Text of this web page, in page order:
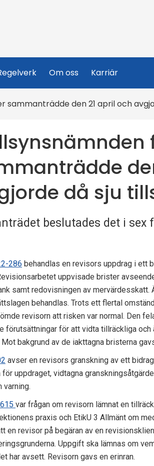
Om oss Karriär
sammanträdde den 21 april och
då sju
beslutades det i sex
286 behandlas en revisors uppdrag i ett
uppvisade brister
samt redovisningen av
behandlas. Trots ett flertal
revisorn att risken var normal. Den
förutsättningar för att vidta tillräckliga
bakgrund av de iakttagna bristerna
avser en revisors granskning av ett
uppdraget, vidtagna
varning.
var frågan om revisorn lämnat en
praxis och EtikU 3 Allmänt om
en revisor på begäran av en
Uppgift ska lämnas om
har avsett. Revisorn gavs en erinran.